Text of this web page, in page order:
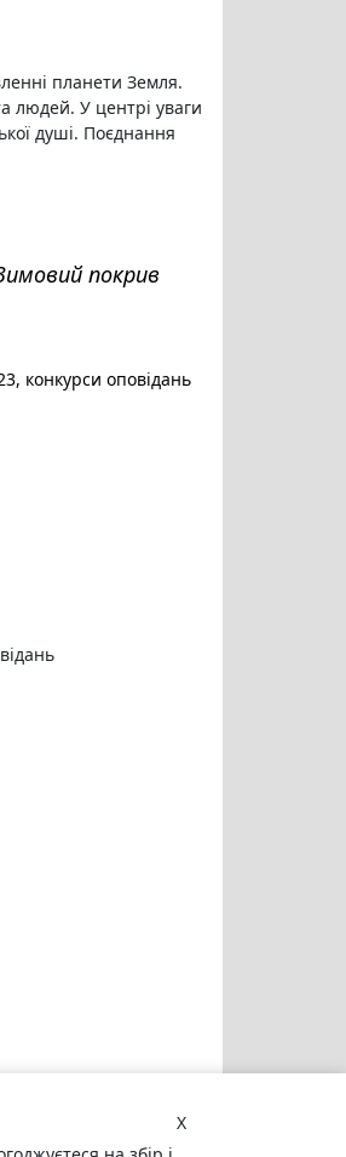
планети Земля.
людей. У центрі уваги
душі. Поєднання
покрив
, конкурси оповідань
X